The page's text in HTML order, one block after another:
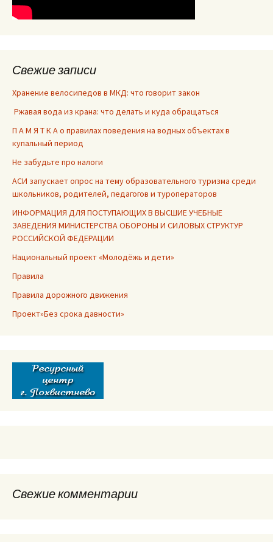
Свежие записи
Хранение велосипедов в МКД: что говорит закон
Ржавая вода из крана: что делать и куда обращаться
П А М Я Т К А о правилах поведения на водных объектах в
купальный период
Не забудьте про налоги
АСИ запускает опрос на тему образовательного туризма среди
школьников, родителей, педагогов и туроператоров
ИНФОРМАЦИЯ ДЛЯ ПОСТУПАЮЩИХ В ВЫСШИЕ УЧЕБНЫЕ
ЗАВЕДЕНИЯ МИНИСТЕРСТВА ОБОРОНЫ И СИЛОВЫХ СТРУКТУР
РОССИЙСКОЙ ФЕДЕРАЦИИ
Национальный проект «Молодёжь и дети»
Правила
Правила дорожного движения
Проект»Без срока давности»
Свежие комментарии